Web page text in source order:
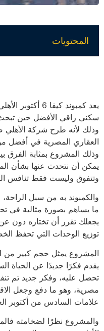
المحتويات
سكني راقي الأفضل حين
وذلك لأنه طرح شركة الأهلي
العقاري المصرية في أفضل
وذلك المشروع بمثابة الفرق
يمكن أن نتحدث عنها بشأن
وتتفوق وليست فقط تنافس
والكمبوند به من سبل
ما يساهم بصورة مثالية في
يجعلك تقرر أن تختاره دون
توزيع الوحدات التي تحفظ
المشروع يمثل حجم كبير من
يقدم فكرًا جديدًا عن الحياة
تحصل عليه، وفكر جديد تم
مصرية، وهو ما دفع وجعل
علامات السادس من أكتوبر
والمشروع نظرًا لضخامته